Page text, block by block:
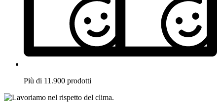
Più di 11.900 prodotti